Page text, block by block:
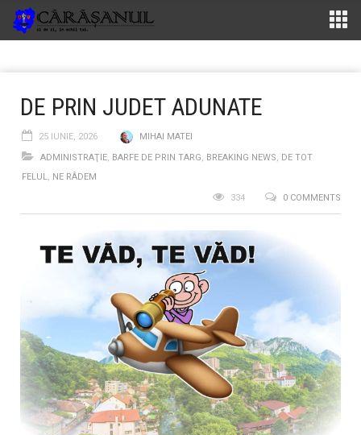
DE PRIN JUDET ADUNATE
25 IUNIE, 2026
MIHAI MATEI
ADMINISTRAŢIE, BARFE DE PRIN TARG, BREAKING NEWS, DE TOT
FELUL, NE RÂDEM
0 COMMENTS
334